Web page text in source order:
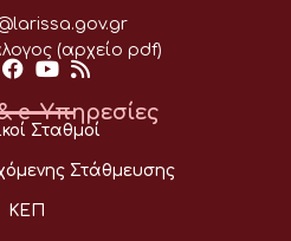
(αρχείο pdf)
e-Υπηρεσίες
Σταθμοί
Στάθμευσης
ΚΕΠ